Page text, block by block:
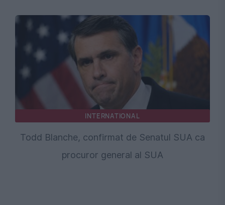
INTERNATIONAL
Todd Blanche, confirmat de Senatul SUA ca
procuror general al SUA